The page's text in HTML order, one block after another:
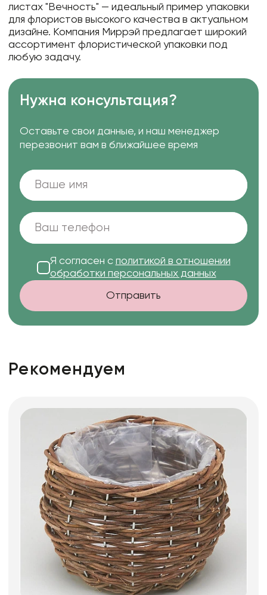
листах "Вечность" — идеальный пример упаковки
для флористов высокого качества в актуальном
дизайне. Компания Миррэй предлагает широкий
ассортимент флористической упаковки под
любую задачу.
Нужна консультация?
Оставьте свои данные, и наш менеджер
перезвонит вам в ближайшее время
Я согласен с политикой в отношении
обработки персональных данных
Отправить
Рекомендуем